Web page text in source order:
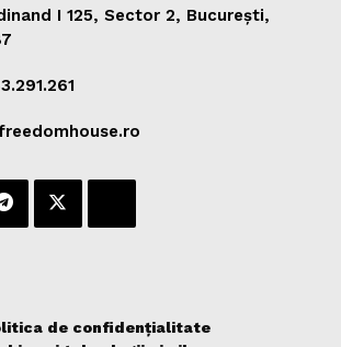
I 125, Sector 2, București,
de confidențialitate